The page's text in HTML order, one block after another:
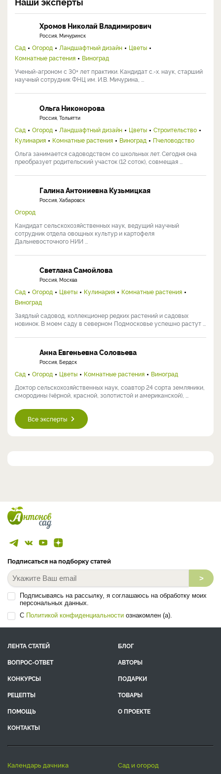
Хромов Николай Владимирович
Россия, Мичуринск
Сад Огород Ландшафтный дизайн
Цветы
Комнатные растения
Виноград
Ученый-агроном с 30+ лет практики. Кандидат с.-х. наук, старший
научный сотрудник ФНЦ им. И.В. Мичурина, ...
Ольга Никонорова
Россия, Тольятти
Сад Огород Ландшафтный дизайн Цветы
Строительство
Кулинария
Комнатные растения Виноград
Пчеловодство
Ольга занимается садоводством со школьных лет. Сегодня она
преобразует родительский участок (12 соток), совмещая ...
Галина Антониевна Кузьмицкая
Россия, Хабаровск
Огород
Кандидат сельскохозяйственных наук, ведущий научный
сотрудник отдела овощных культур и картофеля
Дальневосточного НИИ ...
Светлана Самойлова
Россия, Москва
Сад Огород Цветы Кулинария
Комнатные растения
Виноград
Заядлый садовод, коллекционер редких растений и садовых
новинок. В моем саду в северном Подмосковье успешно растут ...
Анна Евгеньевна Соловьева
Россия, Бердск
Сад Огород Цветы Комнатные растения
Виноград
Доктор сельскохозяйственных наук, соавтор 24 сорта земляники,
смородины (чёрной, красной, золотистой и американской), ...
Все эксперты
Подписаться на подборку статей
>
Подписываясь на рассылку, я соглашаюсь на обработку моих
персональных данных.
С Политикой конфиденциальности ознакомлен (а).
ЛЕНТА СТАТЕЙ
БЛОГ
ВОПРОС-ОТВЕТ
АВТОРЫ
КОНКУРСЫ
ПОДАРКИ
РЕЦЕПТЫ
ТОВАРЫ
ПОМОЩЬ
О ПРОЕКТЕ
КОНТАКТЫ
календарь дачника сад и огород